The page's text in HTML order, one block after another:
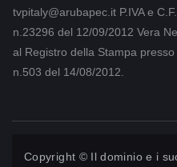
tvpitaly@arubapec.it P.IVA e
n.23296 del 12/09/2012 Vera
al Registro della Stampa
n.503 del 14/08/2012.
Copyright © Il dominio e i